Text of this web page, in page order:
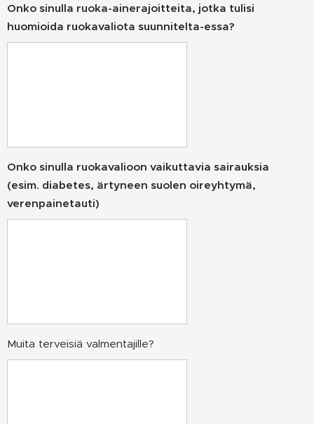
Onko sinulla ruoka-ainerajoitteita, jotka tulisi
huomioida ruokavaliota suunnitelta-essa?
Onko sinulla ruokavalioon vaikuttavia sairauksia
(esim. diabetes, ärtyneen suolen oireyhtymä,
verenpainetauti)
Muita terveisiä valmentajille?